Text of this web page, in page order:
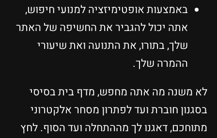
באמצעות אופטימיזציה למנועי חיפוש,
אתה יכול להגביר את החשיפה של האתר
שלך, בתורו, את התנועה ואת שיעורי
ההמרה שלך.
לא משנה מה אתה מחפש, מדף בית בסיסי
בסגנון חוברת ועד לפתרון מסחר אלקטרוני
מתוחכם, דאגנו לך מההתחלה ועד הסוף. לחץ